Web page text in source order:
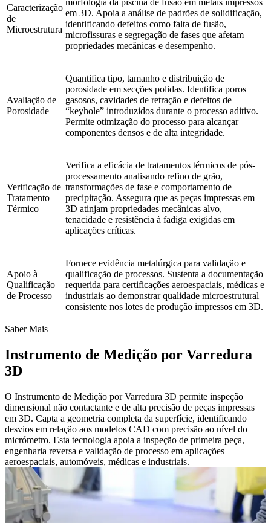
Caracterização
de
Microestrutura
morfologia da piscina de fusão em metais impressos
em 3D. Apoia a análise de padrões de solidificação,
identificando defeitos como falta de fusão,
microfissuras e segregação de fases que afetam
propriedades mecânicas e desempenho.
Avaliação de
Porosidade
Quantifica tipo, tamanho e distribuição de
porosidade em secções polidas. Identifica poros
gasosos, cavidades de retração e defeitos de
“keyhole” introduzidos durante o processo aditivo.
Permite otimização do processo para alcançar
componentes densos e de alta integridade.
Verificação de
Tratamento
Térmico
Verifica a eficácia de tratamentos térmicos de pós-
processamento analisando refino de grão,
transformações de fase e comportamento de
precipitação. Assegura que as peças impressas em
3D atinjam propriedades mecânicas alvo,
tenacidade e resistência à fadiga exigidas em
aplicações críticas.
Apoio à
Qualificação
de Processo
Fornece evidência metalúrgica para validação e
qualificação de processos. Sustenta a documentação
requerida para certificações aeroespaciais, médicas e
industriais ao demonstrar qualidade microestrutural
consistente nos lotes de produção impressos em 3D.
Saber Mais
Instrumento de Medição por Varredura
3D
O Instrumento de Medição por Varredura 3D permite inspeção
dimensional não contactante e de alta precisão de peças impressas
em 3D. Capta a geometria completa da superfície, identificando
desvios em relação aos modelos CAD com precisão ao nível do
micrómetro. Esta tecnologia apoia a inspeção de primeira peça,
engenharia reversa e validação de processo em aplicações
aeroespaciais, automóveis, médicas e industriais.